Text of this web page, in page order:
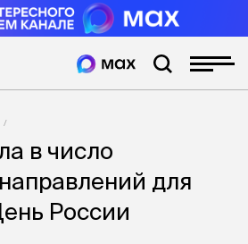
в число
для
России